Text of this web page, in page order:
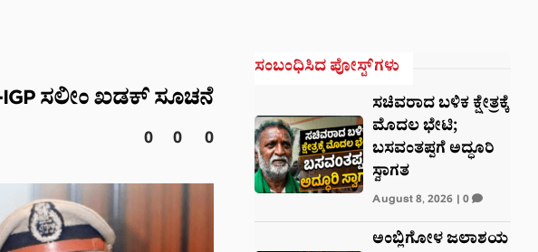
IGP ಸಲೀಂ ಖಡಕ್ ಸೂಚನೆ
0 0 0
ಸಂಬಂಧಿಸಿದ ಪೋಸ್ಟ್‌ಗಳು
ಸಚಿವರಾದ ಬಳಿಕ ಕ್ಷೇತ್ರಕ್ಕೆ
ಮೊದಲ ಭೇಟಿ;
ಬಸವಂತಪ್ಪಗೆ ಅದ್ಧೂರಿ
ಸ್ವಾಗತ
August 8, 2026| 0
ಅಂಬ್ಲಿಗೋಳ ಜಲಾಶಯ